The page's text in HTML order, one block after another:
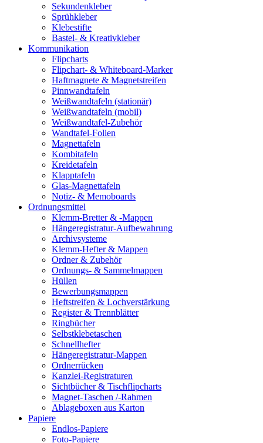
Sekundenkleber
Sprühkleber
Klebestifte
Bastel- & Kreativkleber
Kommunikation
Flipcharts
Flipchart- & Whiteboard-Marker
Haftmagnete & Magnetstreifen
Pinnwandtafeln
Weißwandtafeln (stationär)
Weißwandtafeln (mobil)
Weißwandtafel-Zubehör
Wandtafel-Folien
Magnettafeln
Kombitafeln
Kreidetafeln
Klapptafeln
Glas-Magnettafeln
Notiz- & Memoboards
Ordnungsmittel
Klemm-Bretter & -Mappen
Hängeregistratur-Aufbewahrung
Archivsysteme
Klemm-Hefter & Mappen
Ordner & Zubehör
Ordnungs- & Sammelmappen
Hüllen
Bewerbungsmappen
Heftstreifen & Lochverstärkung
Register & Trennblätter
Ringbücher
Selbstklebetaschen
Schnellhefter
Hängeregistratur-Mappen
Ordnerrücken
Kanzlei-Registraturen
Sichtbücher & Tischflipcharts
Magnet-Taschen /-Rahmen
Ablageboxen aus Karton
Papiere
Endlos-Papiere
Foto-Papiere